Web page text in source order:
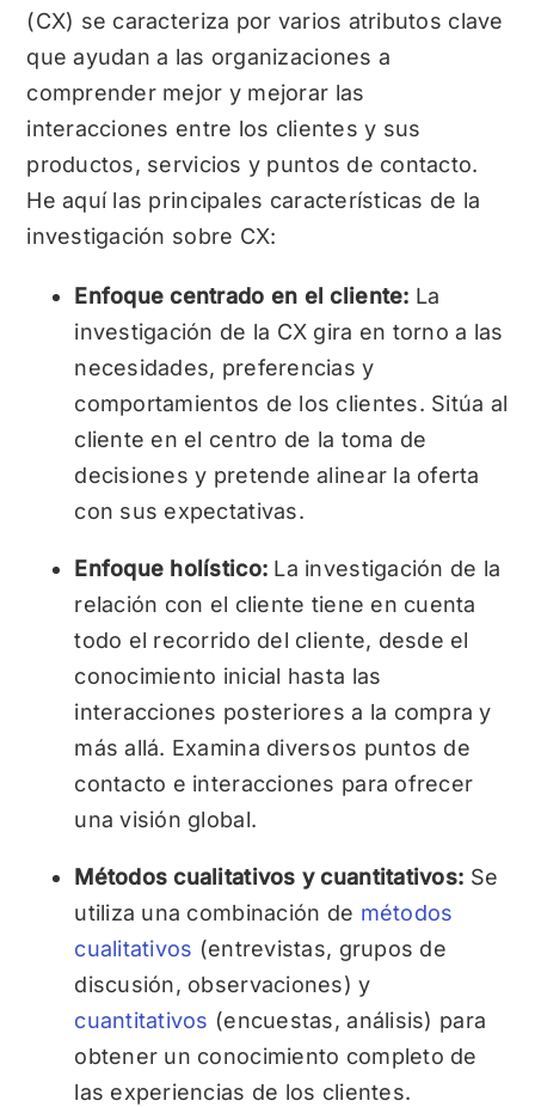
(CX) se caracteriza por varios atributos clave
que ayudan a las organizaciones a
comprender mejor y mejorar las
interacciones entre los clientes y sus
productos, servicios y puntos de contacto.
He aquí las principales características de la
investigación sobre CX:
Enfoque centrado en el cliente: La
investigación de la CX gira en torno a las
necesidades, preferencias y
comportamientos de los clientes. Sitúa al
cliente en el centro de la toma de
decisiones y pretende alinear la oferta
con sus expectativas.
Enfoque holístico: La investigación de la
relación con el cliente tiene en cuenta
todo el recorrido del cliente, desde el
conocimiento inicial hasta las
interacciones posteriores a la compra y
más allá. Examina diversos puntos de
contacto e interacciones para ofrecer
una visión global.
Métodos cualitativos y cuantitativos: Se
utiliza una combinación de métodos
cualitativos (entrevistas, grupos de
discusión, observaciones) y
cuantitativos (encuestas, análisis) para
obtener un conocimiento completo de
las experiencias de los clientes.